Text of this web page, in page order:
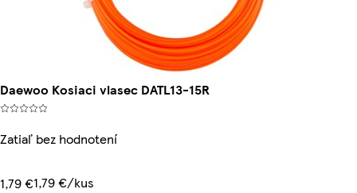
Daewoo Kosiaci vlasec DATL13-15R
Zatiaľ bez hodnotení
1,79 €1,79 €/kus